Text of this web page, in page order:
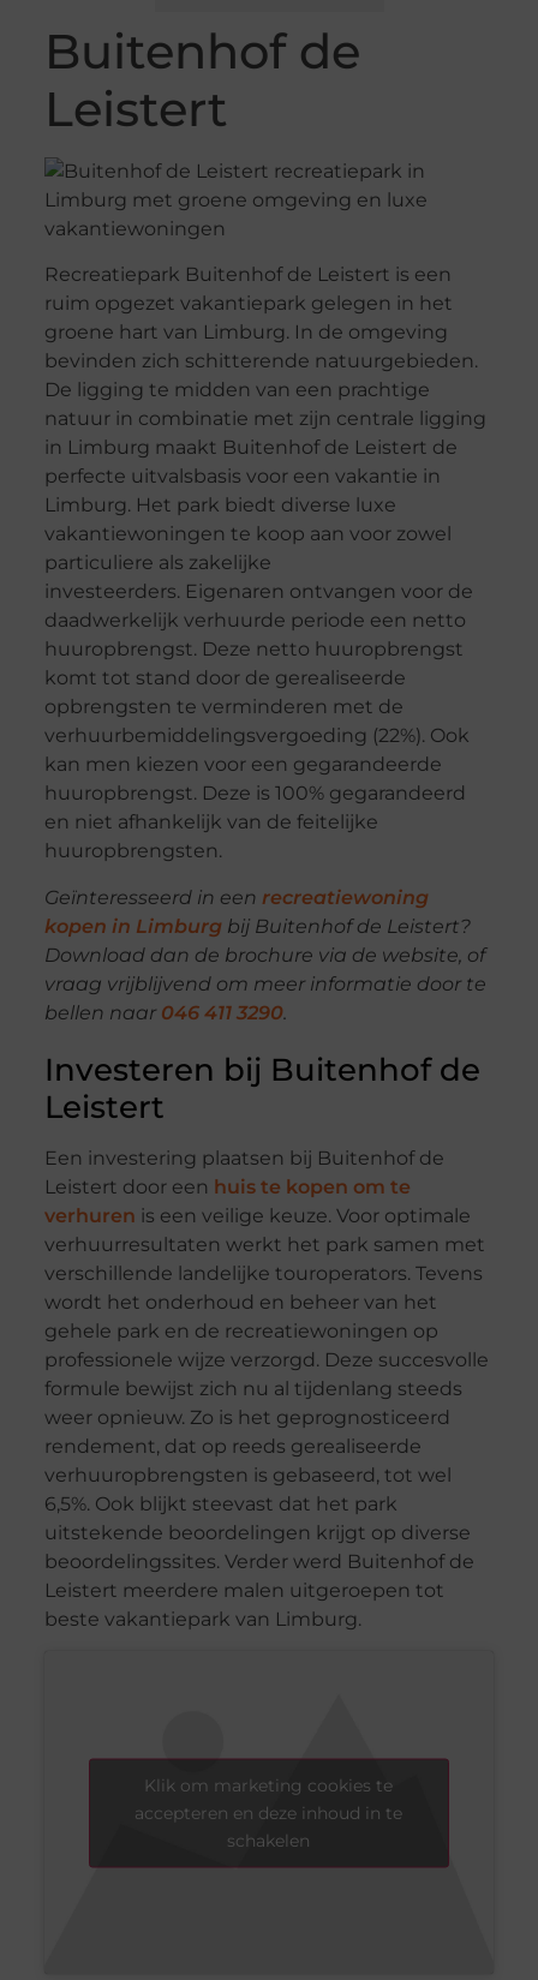
Buitenhof de
Leistert
Recreatiepark Buitenhof de Leistert is een
ruim opgezet vakantiepark gelegen in het
groene hart van Limburg. In de omgeving
bevinden zich schitterende natuurgebieden.
De ligging te midden van een prachtige
natuur in combinatie met zijn centrale ligging
in Limburg maakt Buitenhof de Leistert de
perfecte uitvalsbasis voor een vakantie in
Limburg. Het park biedt diverse luxe
vakantiewoningen te koop aan voor zowel
particuliere als zakelijke
investeerders. Eigenaren ontvangen voor de
daadwerkelijk verhuurde periode een netto
huuropbrengst. Deze netto huuropbrengst
komt tot stand door de gerealiseerde
opbrengsten te verminderen met de
verhuurbemiddelingsvergoeding (22%). Ook
kan men kiezen voor een gegarandeerde
huuropbrengst. Deze is 100% gegarandeerd
en niet afhankelijk van de feitelijke
huuropbrengsten.
Geïnteresseerd in een recreatiewoning
kopen in Limburgbij Buitenhof de Leistert?
Download dan de brochure via de website, of
vraag vrijblijvend om meer informatie door te
bellen naar 046 411 3290.
Investeren bij Buitenhof de
Leistert
Een investering plaatsen bij Buitenhof de
Leistert door een huis te kopen om te
verhuren is een veilige keuze. Voor optimale
verhuurresultaten werkt het park samen met
verschillende landelijke touroperators. Tevens
wordt het onderhoud en beheer van het
gehele park en de recreatiewoningen op
professionele wijze verzorgd. Deze succesvolle
formule bewijst zich nu al tijdenlang steeds
weer opnieuw. Zo is het geprognosticeerd
rendement, dat op reeds gerealiseerde
verhuuropbrengsten is gebaseerd, tot wel
6,5%. Ook blijkt steevast dat het park
uitstekende beoordelingen krijgt op diverse
beoordelingssites. Verder werd Buitenhof de
Leistert meerdere malen uitgeroepen tot
beste vakantiepark van Limburg.
Klik om marketing cookies te
accepteren en deze inhoud in te
schakelen